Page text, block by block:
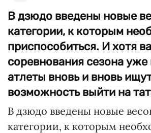
В дзюдо введены новые
категории, к которым
приспособиться. И хотя
соревнования сезона уже
атлеты вновь и вновь
возможность выйти на
В дзюдо введены новые
категории, к которым